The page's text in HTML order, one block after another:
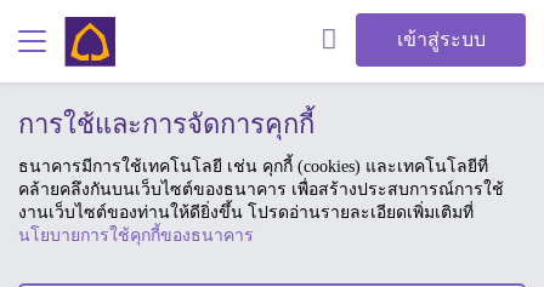
เข้าสู่ระบบ
การใช้และการจัดการคุกกี้
ธนาคารมีการใช้เทคโนโลยี เช่น คุกกี้ (cookies) และเทคโนโลยีที่
คล้ายคลึงกันบนเว็บไซต์ของธนาคาร เพื่อสร้างประสบการณ์การใช้
งานเว็บไซต์ของท่านให้ดียิ่งขึ้น โปรดอ่านรายละเอียดเพิ่มเติมที่
นโยบายการใช้คุกกี้ของธนาคาร